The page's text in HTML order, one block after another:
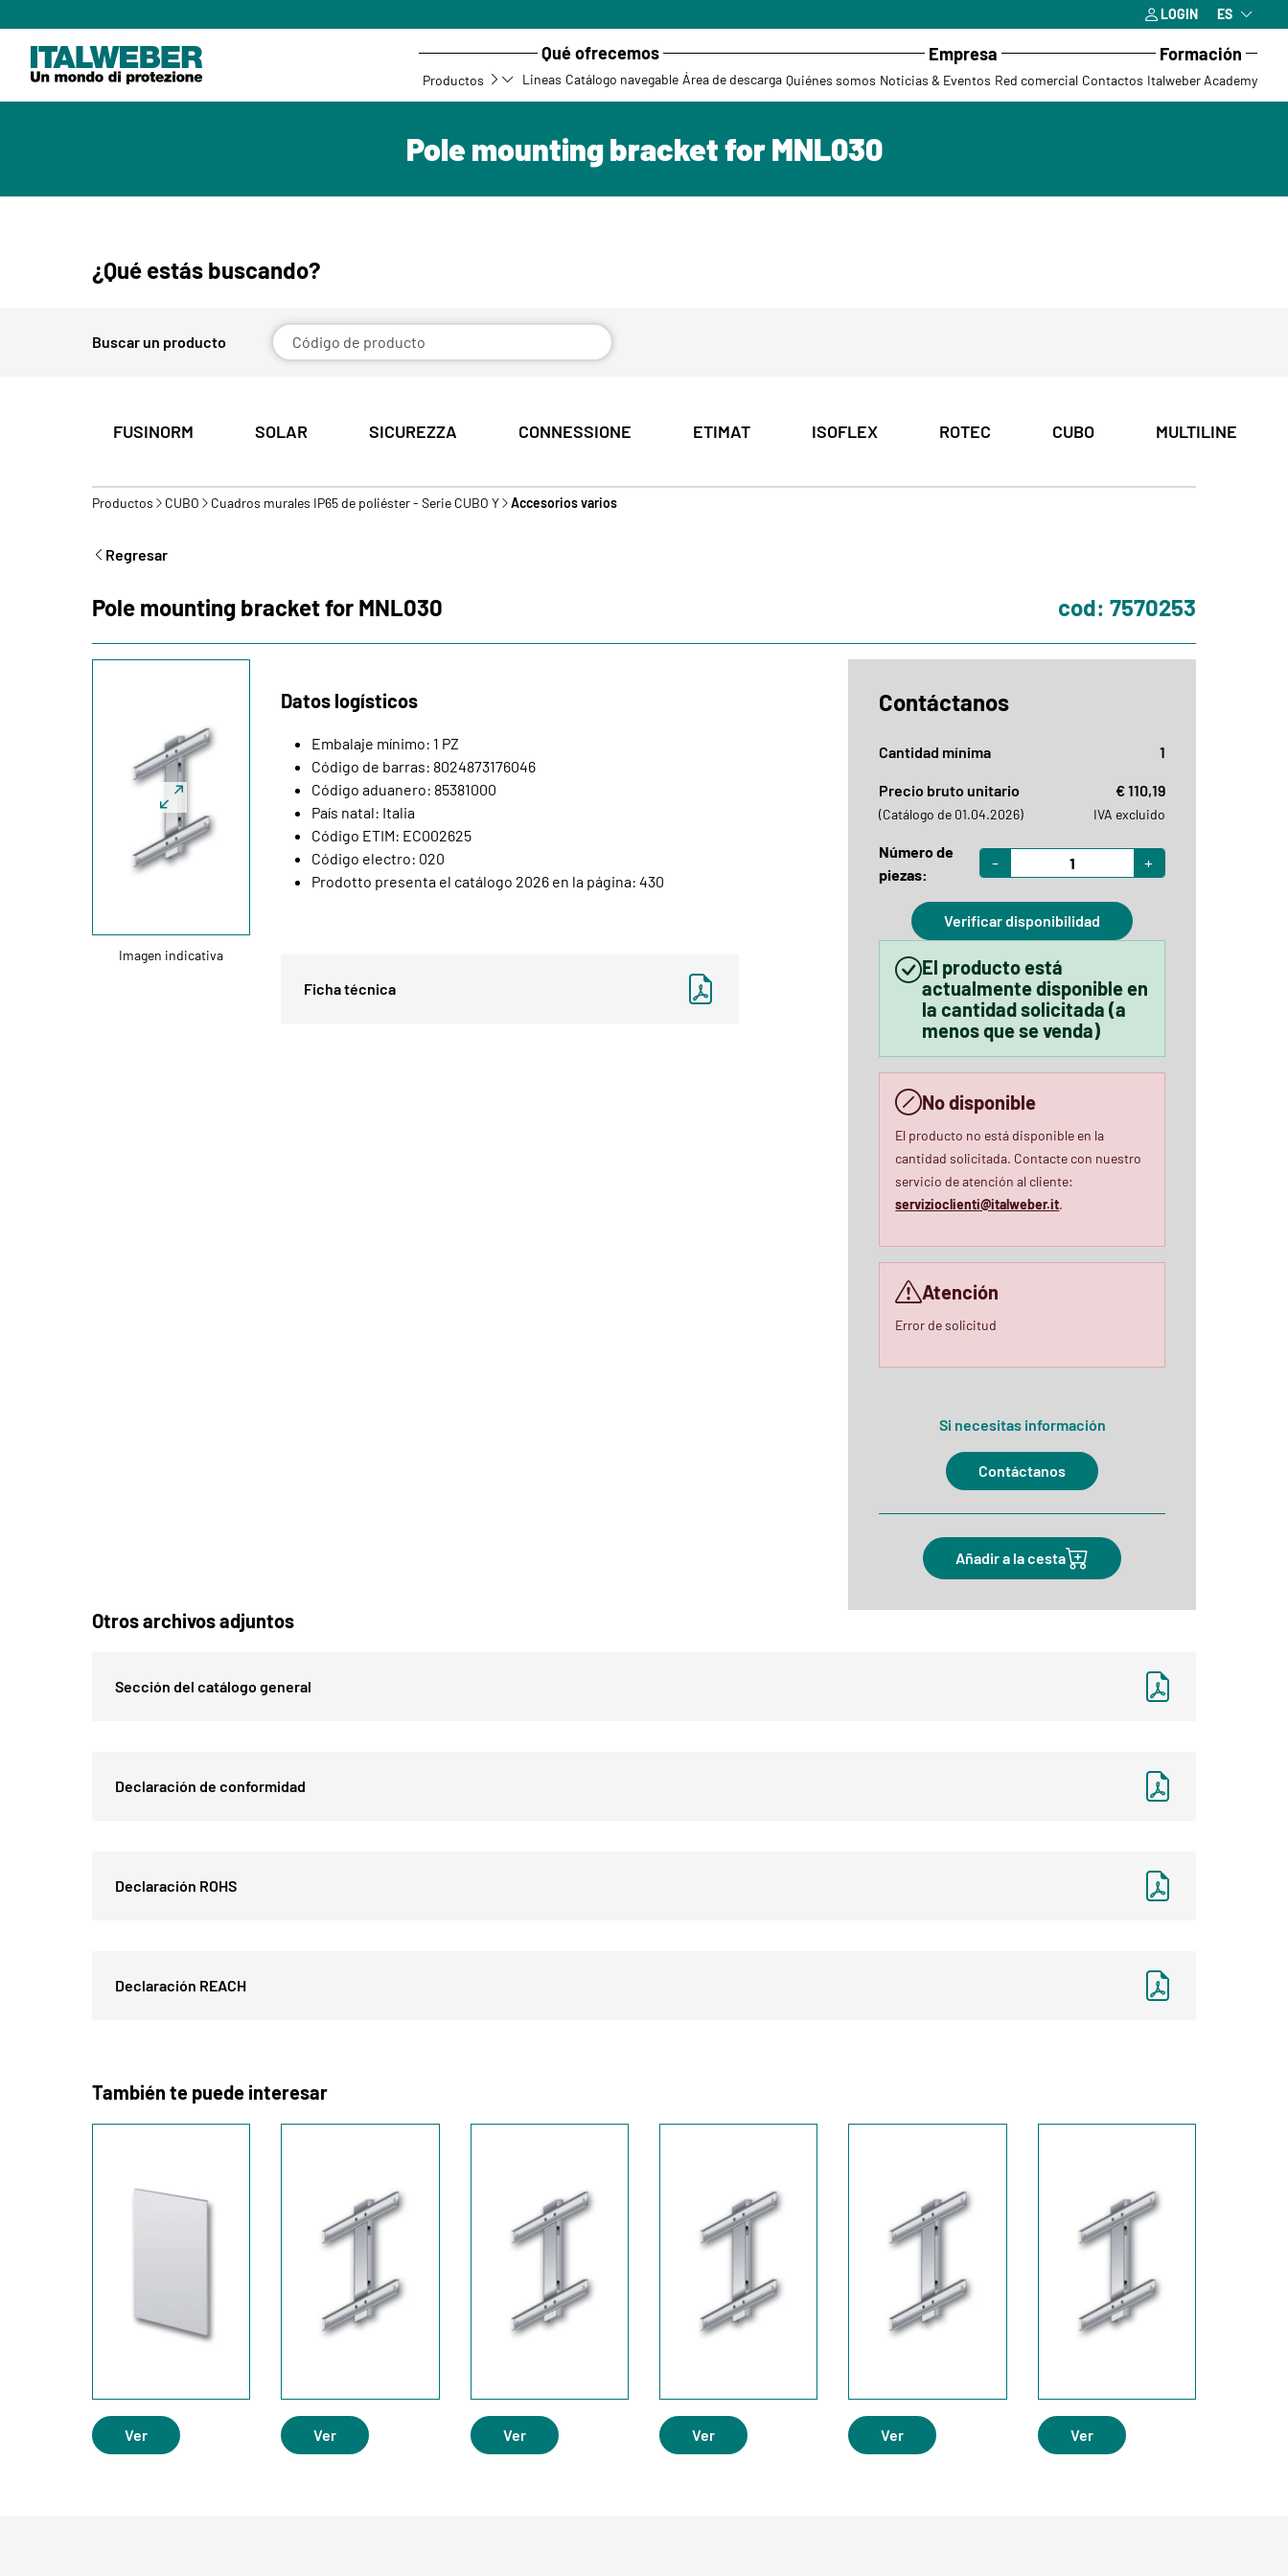
LOGIN ES
Qué ofrecemos
Productos Lineas Catálogo navegable Área de descarga
Empresa
Quiénes somos Noticias & Eventos Red comercial Contactos
Formación
Italweber Academy
Pole mounting bracket for MNL030
¿Qué estás buscando?
Buscar un producto
FUSINORM SOLAR SICUREZZA CONNESSIONE ETIMAT ISOFLEX ROTEC CUBO MULTILINE
Productos CUBO Cuadros murales IP65 de poliéster - Serie CUBO Y Accesorios varios
Regresar
Pole mounting bracket for MNL030 cod: 7570253
Imagen indicativa
Datos logísticos
Embalaje mínimo: 1 PZ
Código de barras: 8024873176046
Código aduanero: 85381000
País natal: Italia
Código ETIM: EC002625
Código electro: 020
Prodotto presenta el catálogo 2026 en la página: 430
Ficha técnica
Contáctanos
Cantidad mínima 1
Precio bruto unitario
(Catálogo de 01.04.2026)
€ 110,19
IVA excluido
Número de
piezas:
- +
Verificar disponibilidad
El producto está
actualmente disponible en
la cantidad solicitada (a
menos que se venda)
No disponible
El producto no está disponible en la
cantidad solicitada. Contacte con nuestro
servicio de atención al cliente:
servizioclienti@italweber.it.
Atención
Error de solicitud
Si necesitas información
Contáctanos
Añadir a la cesta
Otros archivos adjuntos
Sección del catálogo general
Declaración de conformidad
Declaración ROHS
Declaración REACH
También te puede interesar
Ver Ver Ver Ver Ver Ver